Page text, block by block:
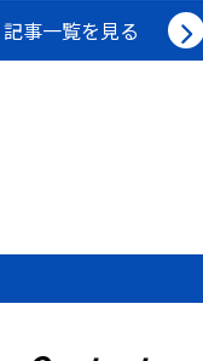
記事一覧を見る